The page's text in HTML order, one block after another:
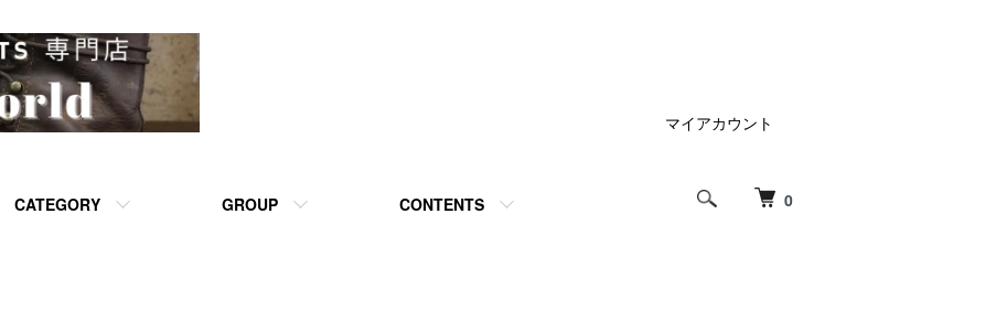
0
CATEGORY GROUP CONTENTS
マイアカウント